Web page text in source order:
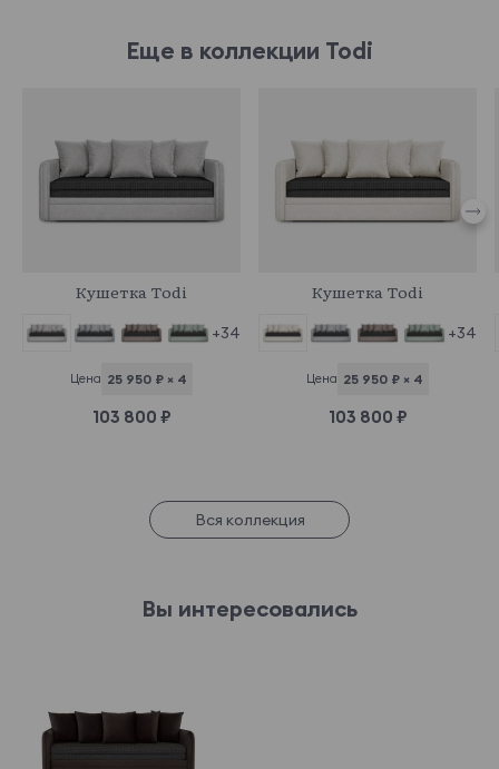
Еще в коллекции Todi
Кушетка Todi
+34
Цена 25 950 ₽ × 4
103 800 ₽
Кушетка Todi
+34
Цена 25 950 ₽ × 4
103 800 ₽
Вся коллекция
Вы интересовались